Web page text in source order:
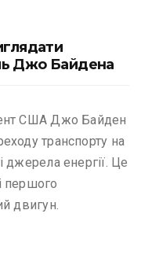
Джо Байдена
США Джо Байден
транспорту на
джерела енергії. Це
першого
двигун.